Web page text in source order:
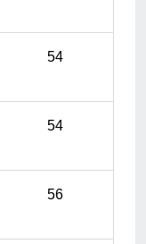
54
54
56